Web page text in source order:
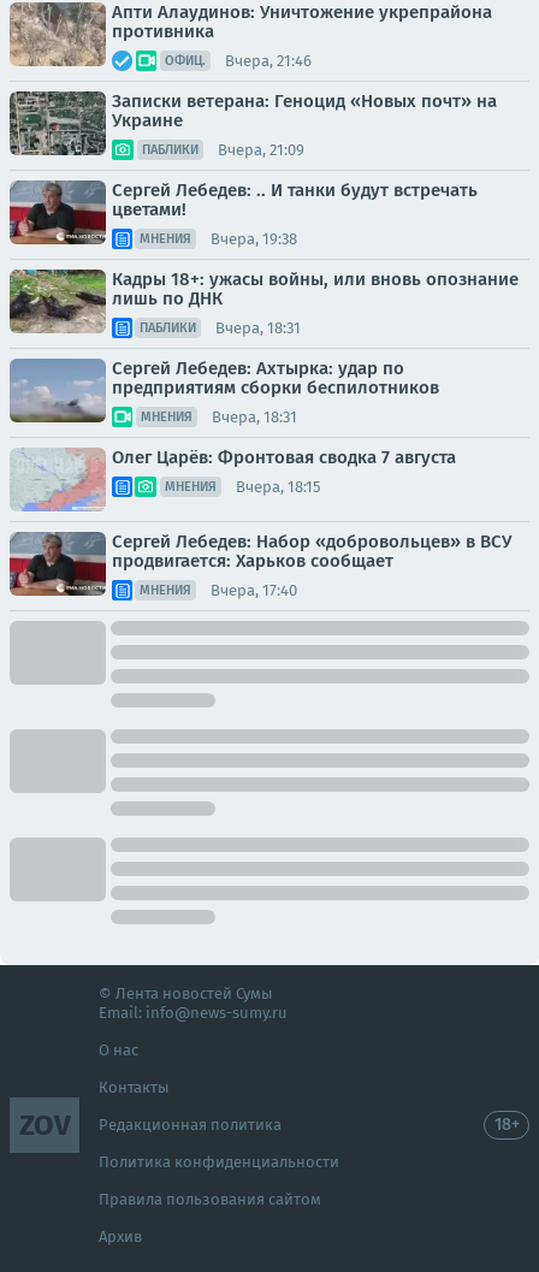
Апти Алаудинов: Уничтожение укрепрайона
противника
ОФИЦ. Вчера, 21:46
Записки ветерана: Геноцид «Новых почт» на
Украине
ПАБЛИКИ Вчера, 21:09
Сергей Лебедев: .. И танки будут встречать
цветами!
МНЕНИЯ Вчера, 19:38
Кадры 18+: ужасы войны, или вновь опознание
лишь по ДНК
ПАБЛИКИ Вчера, 18:31
Сергей Лебедев: Ахтырка: удар по
предприятиям сборки беспилотников
МНЕНИЯ Вчера, 18:31
Олег Царёв: Фронтовая сводка 7 августа
МНЕНИЯ Вчера, 18:15
Сергей Лебедев: Набор «добровольцев» в ВСУ
продвигается: Харьков сообщает
МНЕНИЯ Вчера, 17:40
ZOV
© Лента новостей Сумы
Email: info@news-sumy.ru
О нас
Контакты
Редакционная политика
Политика конфиденциальности
Правила пользования сайтом
Архив
18+